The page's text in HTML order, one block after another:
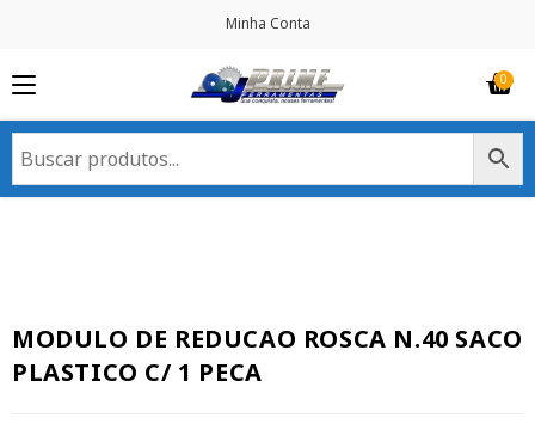
Minha Conta
MODULO DE REDUCAO ROSCA N.40 SACO
PLASTICO C/ 1 PECA